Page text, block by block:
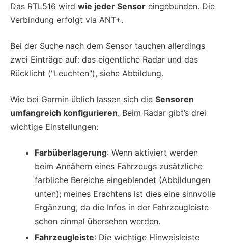
Das RTL516 wird wie jeder Sensor eingebunden. Die
Verbindung erfolgt via ANT+.
Bei der Suche nach dem Sensor tauchen allerdings
zwei Einträge auf: das eigentliche Radar und das
Rücklicht ("Leuchten"), siehe Abbildung.
Wie bei Garmin üblich lassen sich die Sensoren
umfangreich konfigurieren. Beim Radar gibt’s drei
wichtige Einstellungen:
Farbüberlagerung: Wenn aktiviert werden
beim Annähern eines Fahrzeugs zusätzliche
farbliche Bereiche eingeblendet (Abbildungen
unten); meines Erachtens ist dies eine sinnvolle
Ergänzung, da die Infos in der Fahrzeugleiste
schon einmal übersehen werden.
Fahrzeugleiste: Die wichtige Hinweisleiste